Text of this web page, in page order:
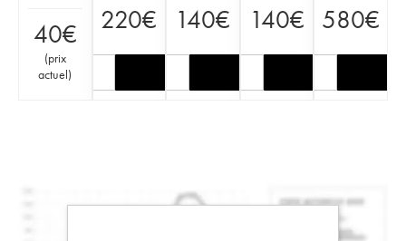
40€
(prix
actuel)
220€ 140€ 140€ 580€